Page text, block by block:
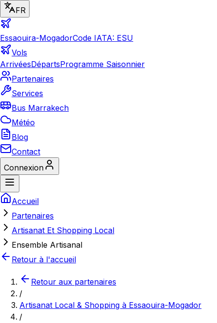
FR
Essaouira-MogadorCode IATA: ESU
Vols
ArrivéesDépartsProgramme Saisonnier
Partenaires
Services
Bus Marrakech
Météo
Blog
Contact
Connexion
Accueil
Partenaires
Artisanat Et Shopping Local
Ensemble Artisanal
Retour à l'accueil
Retour aux partenaires
/
Artisanat Local & Shopping à Essaouira-Mogador
/